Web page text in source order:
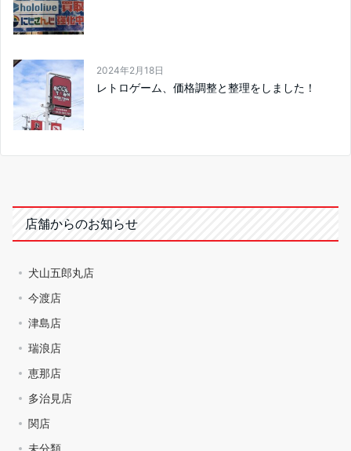
2024年2月18日
レトロゲーム、価格調整と整理をしました！
店舗からのお知らせ
犬山五郎丸店
今渡店
津島店
瑞浪店
恵那店
多治見店
関店